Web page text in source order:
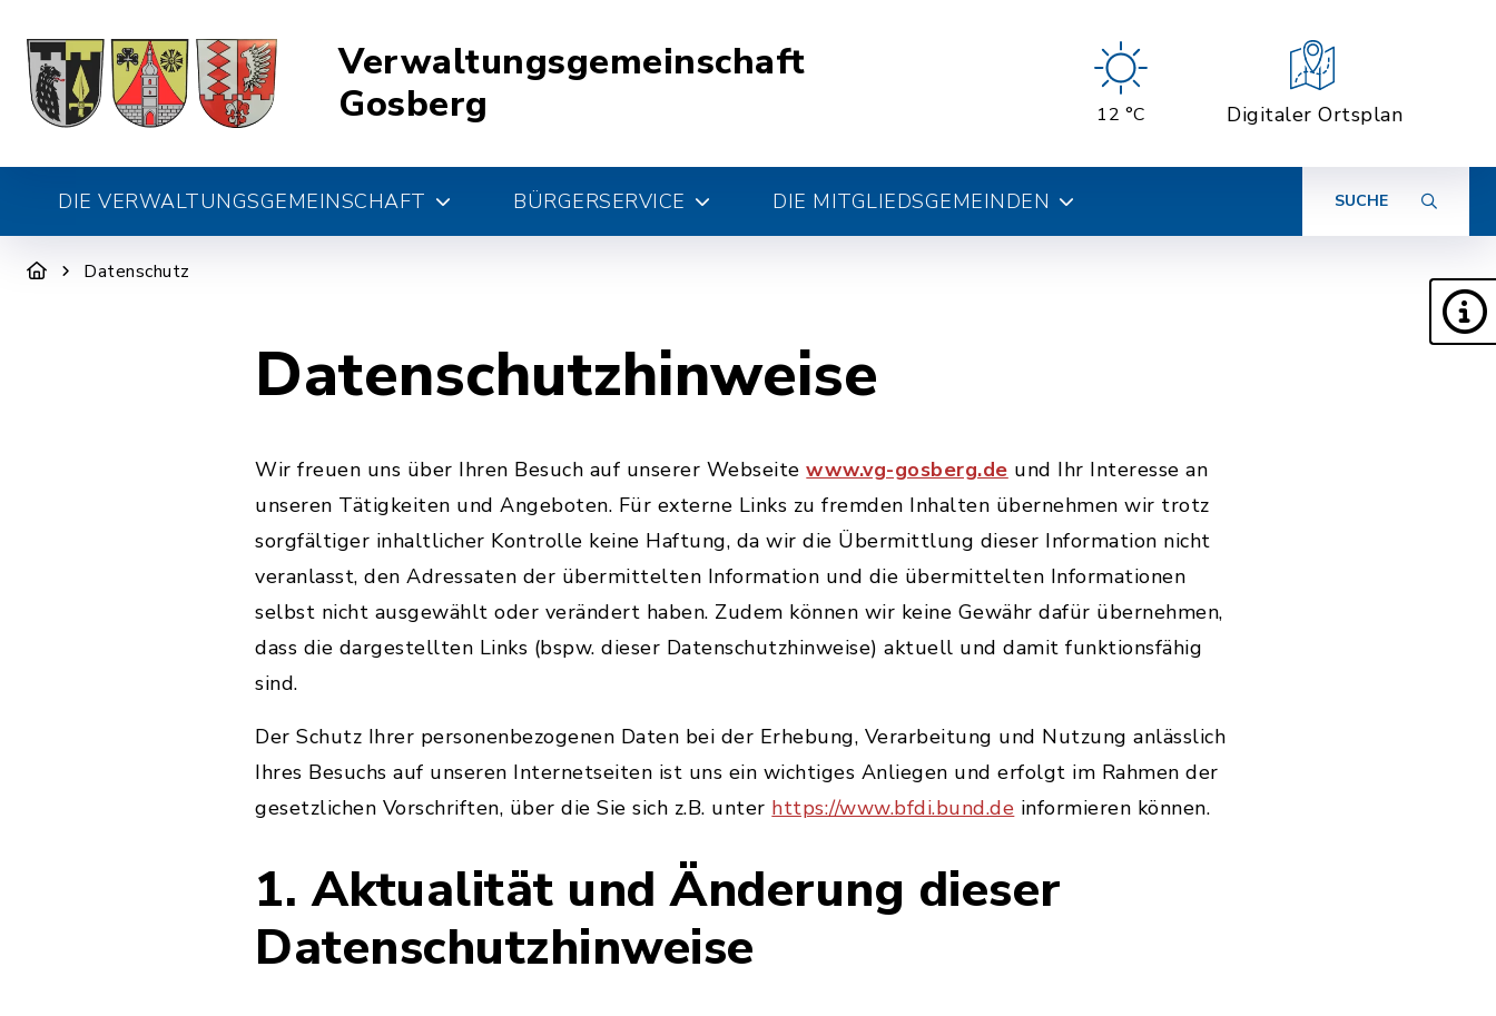
Verwaltungsgemeinschaft
Gosberg
12 °C Digitaler Ortsplan
DIE VERWALTUNGSGEMEINSCHAFT BÜRGERSERVICE DIE MITGLIEDSGEMEINDEN SUCHE
Datenschutz
Datenschutzhinweise
Wir freuen uns über Ihren Besuch auf unserer Webseitewww.vg-gosberg.de und Ihr Interesse an
unseren Tätigkeiten und Angeboten. Für externe Links zu fremden Inhalten übernehmen wir trotz
sorgfältiger inhaltlicher Kontrolle keine Haftung, da wir die Übermittlung dieser Information nicht
veranlasst, den Adressaten der übermittelten Information und die übermittelten Informationen
selbst nicht ausgewählt oder verändert haben. Zudem können wir keine Gewähr dafür übernehmen,
dass die dargestellten Links (bspw. dieser Datenschutzhinweise) aktuell und damit funktionsfähig
sind.
Der Schutz Ihrer personenbezogenen Daten bei der Erhebung, Verarbeitung und Nutzung anlässlich
Ihres Besuchs auf unseren Internetseiten ist uns ein wichtiges Anliegen und erfolgt im Rahmen der
gesetzlichen Vorschriften, über die Sie sich z.B. unter https://www.bfdi.bund.de informieren können.
1. Aktualität und Änderung dieser
Datenschutzhinweise